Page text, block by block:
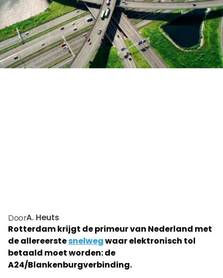
DoorA. Heuts
Rotterdam krijgt de primeur van Nederland met
de allereerstesnelwegwaar elektronisch tol
betaald moet worden: de
A24/Blankenburgverbinding.